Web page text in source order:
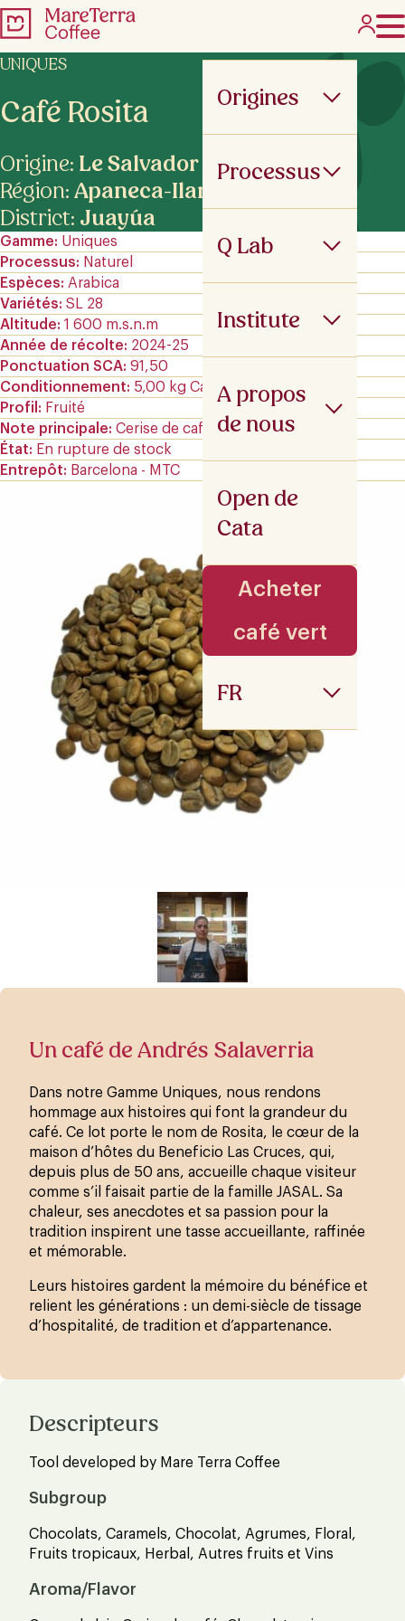
Origines
Processus
Q Lab
Institute
A propos
de nous
Open de
Cata
Acheter
café vert
FR
UNIQUES
Café Rosita
Origine: Le Salvador
Région:Apaneca-Ilamatepec
District: Juayúa
Gamme
Uniques
Processus
Naturel
Espèces
Arabica
Variétés SL 28
Altitude 1 600 m.s.n.m
Année de récolte
2024-25
Ponctuation SCA 91,50
Conditionnement
5,00 kg Carton sous vide
Profil
Fruité
Note principale Cerise de café
État
En rupture de stock
Entrepôt
Barcelona - MTC
Un café de Andrés Salaverria
Dans notre Gamme Uniques, nous rendons
hommage aux histoires qui font la grandeur du
café. Ce lot porte le nom de Rosita, le cœur de la
maison d’hôtes du Beneficio Las Cruces, qui,
depuis plus de 50 ans, accueille chaque visiteur
comme s’il faisait partie de la famille JASAL. Sa
chaleur, ses anecdotes et sa passion pour la
tradition inspirent une tasse accueillante, raffinée
et mémorable.
Leurs histoires gardent la mémoire du bénéfice et
relient les générations : un demi-siècle de tissage
d’hospitalité, de tradition et d’appartenance.
Descripteurs
Tool developed by Mare Terra Coffee
Subgroup
Chocolats, Caramels, Chocolat, Agrumes, Floral,
Fruits tropicaux, Herbal, Autres fruits et Vins
Aroma/Flavor